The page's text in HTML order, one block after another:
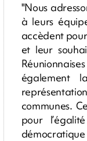
"Nous
à leurs
accèdent
et leur
également
communes.
pour
démocratique